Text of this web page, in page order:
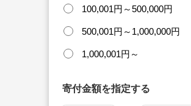
100,001円～500,000円
500,001円～1,000,000円
1,000,001円～
寄付金額を指定する